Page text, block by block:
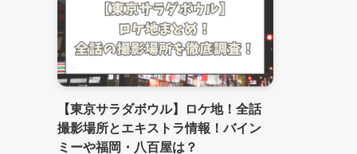
【東京サラダボウル】ロケ地！全話
撮影場所とエキストラ情報！バイン
ミーや福岡・八百屋は？